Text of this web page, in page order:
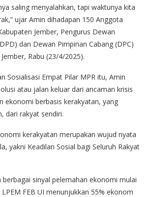
saling menyalahkan, tapi waktunya kita
ujar Amin dihadapan 150 Anggota
Jember, Pengurus Dewan
dan Dewan Pimpinan Cabang (DPC)
Rabu (23/4/2025).
Sosialisasi Empat Pilar MPR itu, Amin
atau jalan keluar dari ancaman krisis
ekonomi berbasis kerakyatan, yang
dari rakyat sendiri.
kerakyatan merupakan wujud nyata
yakni Keadilan Sosial bagi Seluruh Rakyat
berbagai sinyal pelemahan ekonomi mulai
FEB UI menunjukkan 55% ekonom